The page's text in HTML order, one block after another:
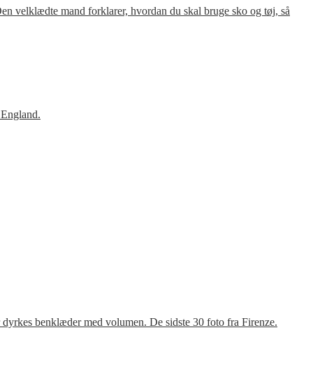
velklædte mand forklarer, hvordan du skal bruge sko og tøj, så
benklæder med volumen. De sidste 30 foto fra Firenze.